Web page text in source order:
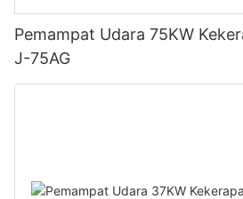
Pemampat Udara 75KW
J-75AG